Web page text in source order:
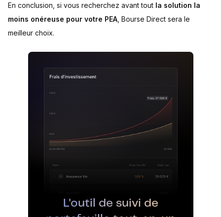
En conclusion, si vous recherchez avant tout la solution la
moins onéreuse pour votre PEA , Bourse Direct sera le
meilleur choix.
L'outil de suivi de